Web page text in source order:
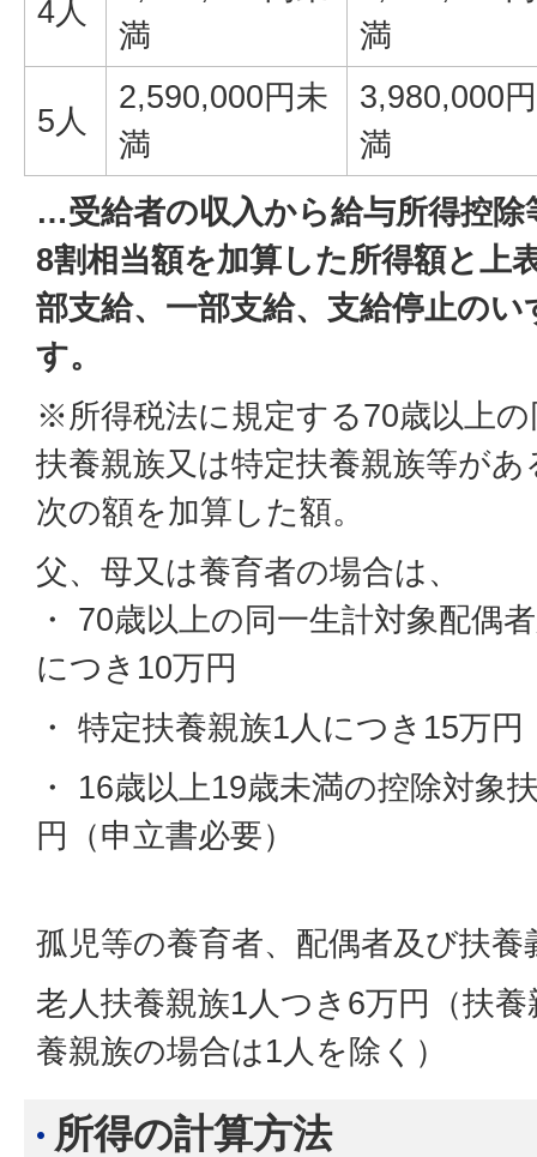
4人
満
満
5人
2,590,000円未
満
3,980,000
満
…受給者の収入から給与所得控除
8割相当額を加算した所得額と上
部支給、一部支給、支給停止の
す。
※所得税法に規定する70歳以上
扶養親族又は特定扶養親族等が
次の額を加算した額。
父、母又は養育者の場合は、
・ 70歳以上の同一生計対象配偶
につき10万円
・ 特定扶養親族1人につき15万円
・ 16歳以上19歳未満の控除対象
円（申立書必要）
孤児等の養育者、配偶者及び扶
老人扶養親族1人つき6万円（扶
養親族の場合は1人を除く）
所得の計算方法